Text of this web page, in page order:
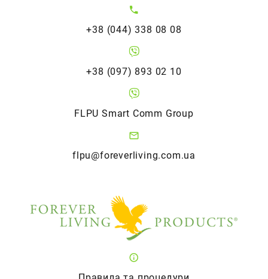
+38 (044) 338 08 08
+38 (097) 893 02 10
FLPU Smart Comm Group
flpu@foreverliving.com.ua